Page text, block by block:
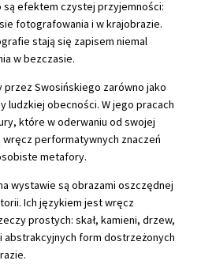
są efektem czystej przyjemności:
fotografowania i w krajobrazie.
stają się zapisem niemal
w bezczasie.
Swosińskiego zarówno jako
ludzkiej obecności. W jego pracach
które w oderwaniu od swojej
performatywnych znaczeń
metafory.
wystawie są obrazami oszczędnej
Ich językiem jest wręcz
prostych: skał, kamieni, drzew,
abstrakcyjnych form dostrzeżonych